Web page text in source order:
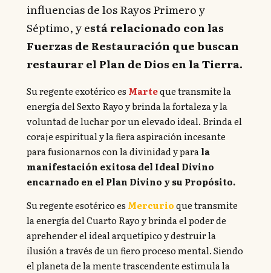
influencias de los Rayos Primero y
Séptimo, y está relacionado con las
Fuerzas de Restauración que buscan
restaurar el Plan de Dios en la Tierra.
Su regente exotérico esMarteque transmite la
energía del Sexto Rayo y brinda la fortaleza y la
voluntad de luchar por un elevado ideal. Brinda el
coraje espiritual y la fiera aspiración incesante
para fusionarnos con la divinidad y para la
manifestación exitosa del Ideal Divino
encarnado en el Plan Divino y su Propósito.
Su regente esotérico esMercurioque transmite
la energía del Cuarto Rayo y brinda el poder de
aprehender el ideal arquetípico y destruir la
ilusión a través de un fiero proceso mental. Siendo
el planeta de la mente trascendente estimula la